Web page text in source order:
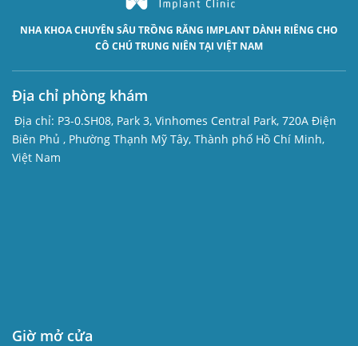
NHA KHOA CHUYÊN SÂU TRỒNG RĂNG IMPLANT DÀNH RIÊNG CHO
CÔ CHÚ TRUNG NIÊN TẠI VIỆT NAM
Địa chỉ phòng khám
Địa chỉ: P3-0.SH08, Park 3, Vinhomes Central Park, 720A Điện
Biên Phủ , Phường Thạnh Mỹ Tây, Thành phố Hồ Chí Minh,
Việt Nam
Giờ mở cửa